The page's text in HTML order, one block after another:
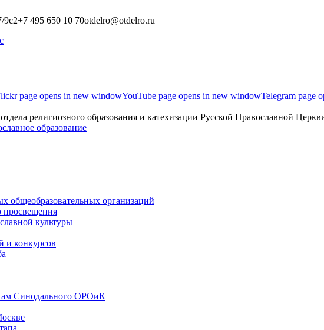
9с2+7 495 650 10 70otdelro@otdelro.ru
page opens in new windowYouTube page opens in new windowTelegram page
религиозного образования и катехизации Русской Православной
общеобразовательных организаций
просвещения
культуры
и конкурсов
Синодального ОРОиК